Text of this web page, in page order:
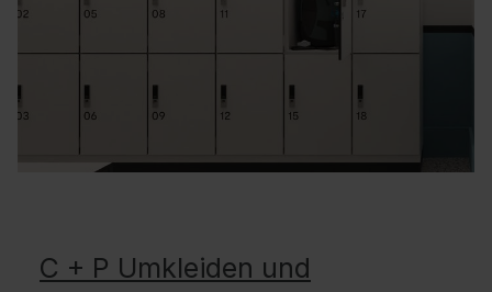
C + P Umkleiden und